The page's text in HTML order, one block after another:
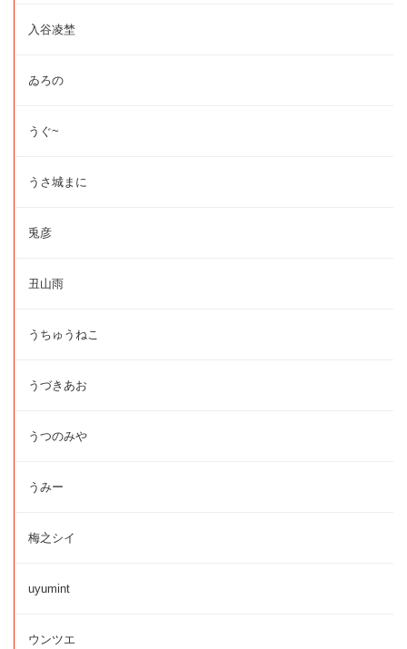
入谷凌埜
ゐろの
うぐ~
うさ城まに
兎彦
丑山雨
うちゅうねこ
うづきあお
うつのみや
うみー
梅之シイ
uyumint
ウンツエ